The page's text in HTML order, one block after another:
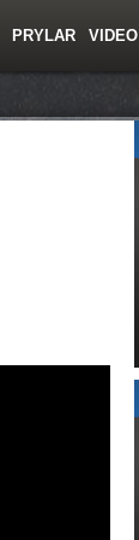
PRYLAR VIDEO